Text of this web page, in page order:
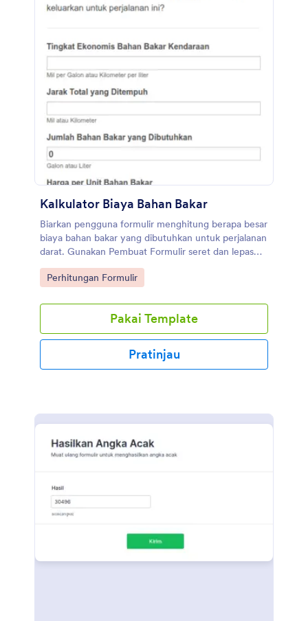
Kalkulator Biaya Bahan Bakar
Biarkan pengguna formulir menghitung berapa besar
biaya bahan bakar yang dibutuhkan untuk perjalanan
darat. Gunakan Pembuat Formulir seret dan lepas
kami untuk mengubah Formulir Kalkulator Biaya
Bahan Bakar sesuai dengan kebutuhan Anda,
bagikan dengan tautan sebagai formulir mandiri.
Anda juga dapat menyinkronkan kiriman tanggapan
dan unggahan ke akun Anda yang lain secara
otomatis dengan 100+ integrasi formulir gratis kami,
seperti Google Drive, Dropbox, Slack, dan banyak
Go to Category:
Perhitungan Formulir
Pakai Template
Pratinjau